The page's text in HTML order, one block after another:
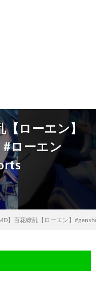
【ローエン】
ローエン
】百花繚乱【ローエン】